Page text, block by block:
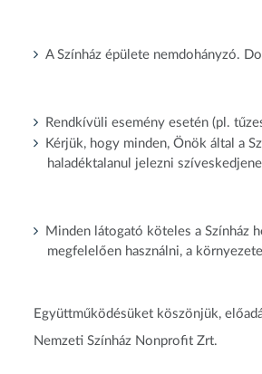
A Színház épülete nemdohányzó.
Rendkívüli esemény esetén (pl.
Kérjük, hogy minden, Önök által a
haladéktalanul jelezni
Minden látogató köteles a Színház
megfelelően használni, a
Együttműködésüket köszönjük,
Nemzeti Színház Nonprofit Zrt.